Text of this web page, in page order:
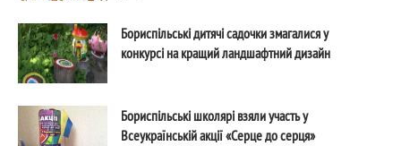
Бориспільські дитячі садочки змагалися у
конкурсі на кращий ландшафтний дизайн
Бориспільські школярі взяли участь у
Всеукраїнській акції «Серце до серця»